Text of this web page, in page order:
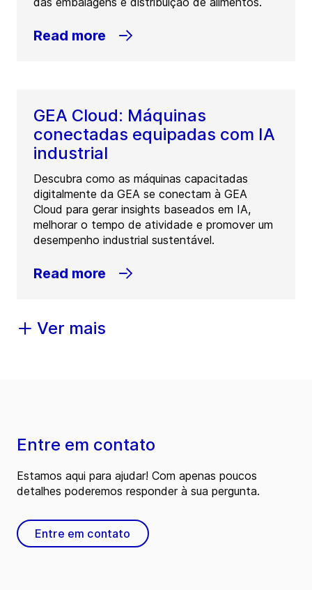
Read more
GEA Cloud: Máquinas
conectadas equipadas com IA
industrial
Descubra como as máquinas capacitadas
digitalmente da GEA se conectam à GEA
Cloud para gerar insights baseados em IA,
melhorar o tempo de atividade e promover um
desempenho industrial sustentável.
Read more
Ver mais
Entre em contato
Estamos aqui para ajudar! Com apenas poucos
detalhes poderemos responder à sua pergunta.
Entre em contato